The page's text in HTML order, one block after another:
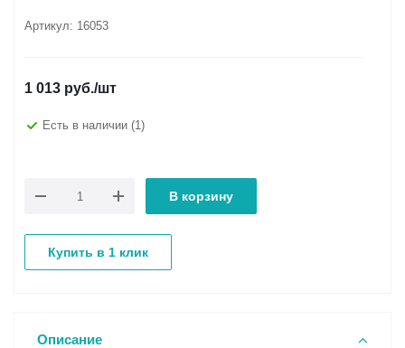
Артикул: 16053
1 013 руб./шт
Есть в наличии (1)
В корзину
Купить в 1 клик
Описание